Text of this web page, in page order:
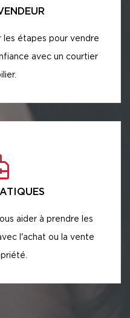
les étapes pour vendre
avec un courtier
aider à prendre les
l'achat ou la vente